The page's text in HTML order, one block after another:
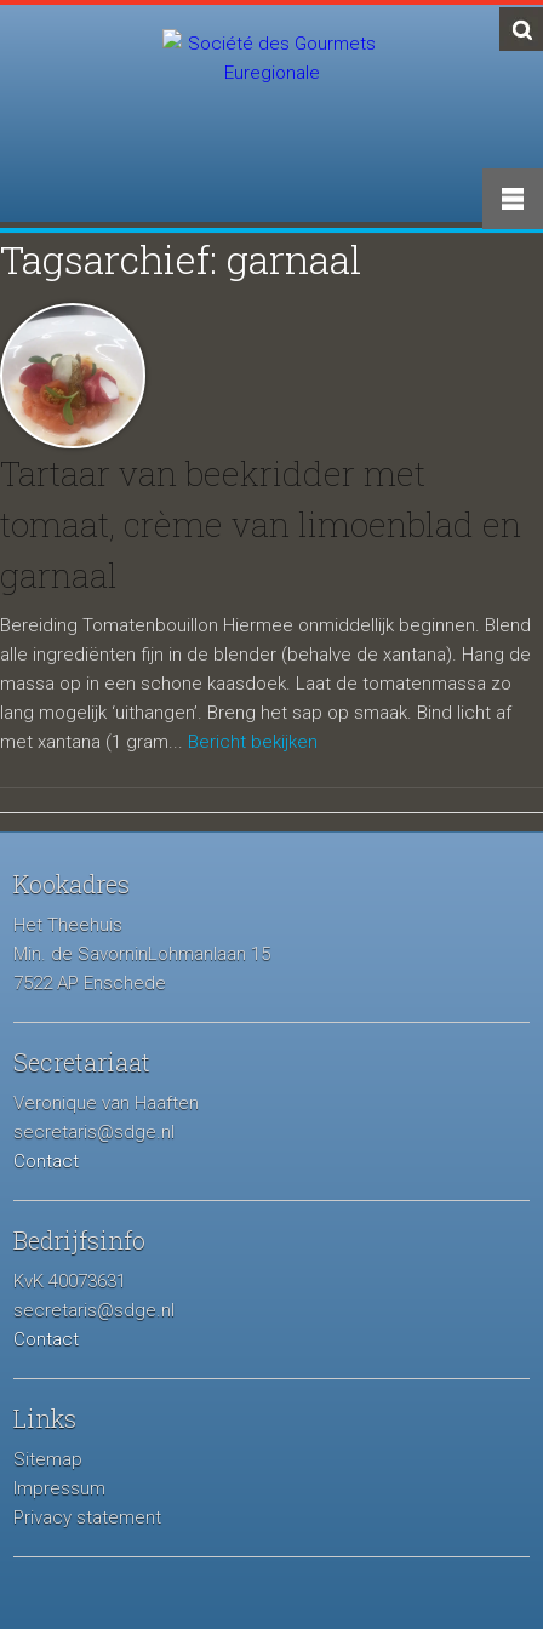
Tagsarchief: garnaal
Tartaar van beekridder met
tomaat, crème van limoenblad en
garnaal
Bereiding Tomatenbouillon Hiermee onmiddellijk beginnen. Blend
alle ingrediënten fijn in de blender (behalve de xantana). Hang de
massa op in een schone kaasdoek. Laat de tomatenmassa zo
lang mogelijk ‘uithangen’. Breng het sap op smaak. Bind licht af
met xantana (1 gram... Bericht bekijken
Kookadres
Het Theehuis
Min. de SavorninLohmanlaan 15
7522 AP Enschede
Secretariaat
Veronique van Haaften
secretaris@sdge.nl
Contact
Bedrijfsinfo
KvK 40073631
secretaris@sdge.nl
Contact
Links
Sitemap
Impressum
Privacy statement